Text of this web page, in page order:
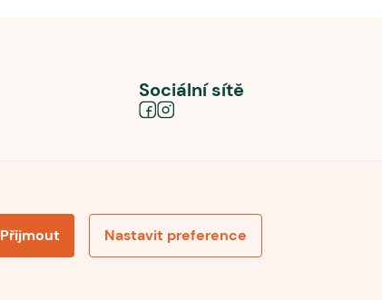
Přijmout Nastavit preference
Sociální sítě